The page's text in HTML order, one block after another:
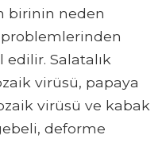
birinin neden
Salatalık
virüsü, papaya
virüsü ve kabak
deforme